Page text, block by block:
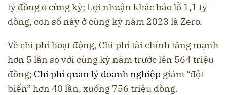
tỷ đồng ở cùng kỳ; Lợi nhuận khác báo lỗ 1,1 tỷ
đồng, con số này ở cùng kỳ năm 2023 là Zero.
Về chi phí hoạt động, Chi phí tài chính tăng mạnh
hơn 5 lần so với cùng kỳ năm trước lên 564 triệu
đồng; Chi phí quản lý doanh nghiệp giảm “đột
biến” hơn 40 lần, xuống 756 triệu đồng.